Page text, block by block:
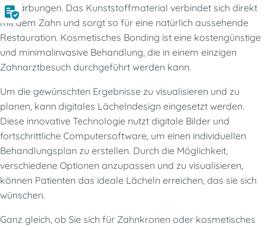
Verfärbungen. Das Kunststoffmaterial verbindet sich direkt
mit dem Zahn und sorgt so für eine natürlich aussehende
Restauration. Kosmetisches Bonding ist eine kostengünstige
und minimalinvasive Behandlung, die in einem einzigen
Zahnarztbesuch durchgeführt werden kann.
Um die gewünschten Ergebnisse zu visualisieren und zu
planen, kann digitales Lächelndesign eingesetzt werden.
Diese innovative Technologie nutzt digitale Bilder und
fortschrittliche Computersoftware, um einen individuellen
Behandlungsplan zu erstellen. Durch die Möglichkeit,
verschiedene Optionen anzupassen und zu visualisieren,
können Patienten das ideale Lächeln erreichen, das sie sich
wünschen.
Ganz gleich, ob Sie sich für Zahnkronen oder kosmetisches